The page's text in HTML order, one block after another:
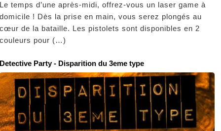
temps d’une après-midi, offrez-vous un laser game à
! Dès la prise en main, vous serez plongés au
de la bataille. Les pistolets sont disponibles en 2
pour (…)
Party - Disparition du 3eme type